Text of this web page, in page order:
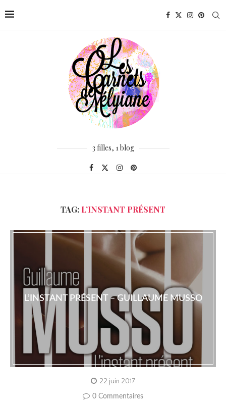
3 filles, 1 blog
TAG: L’INSTANT PRÉSENT
L’INSTANT PRÉSENT – GUILLAUME MUSSO
22 juin 2017
0 Commentaires